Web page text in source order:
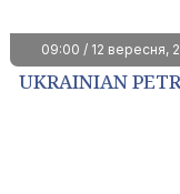
09:00 / 12 вересня,
UKRAINIAN